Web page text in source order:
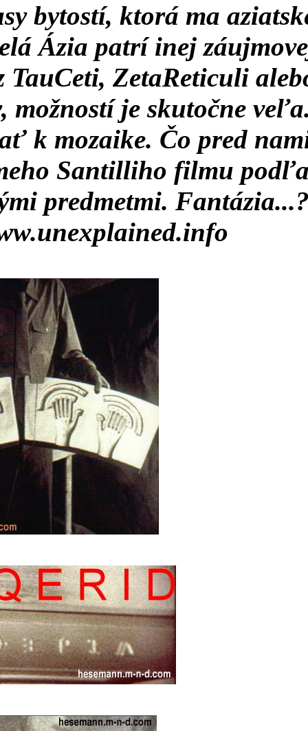
bytostí, ktorá ma
Ázia patrí inej
ZetaReticuli
možností je skutočne
k mozaike. Čo pred
Santilliho filmu
predmetmi.